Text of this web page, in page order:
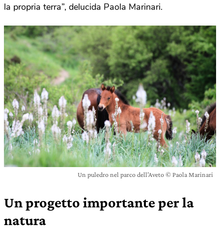
la propria terra”, delucida Paola Marinari.
Un puledro nel parco dell’Aveto © Paola Marinari
Un progetto importante per la
natura